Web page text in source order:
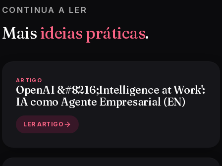
CONTINUA A LER
Mais ideias práticas.
ARTIGO
OpenAI &#8216;Intelligence at Work':
IA como Agente Empresarial (EN)
LER ARTIGO